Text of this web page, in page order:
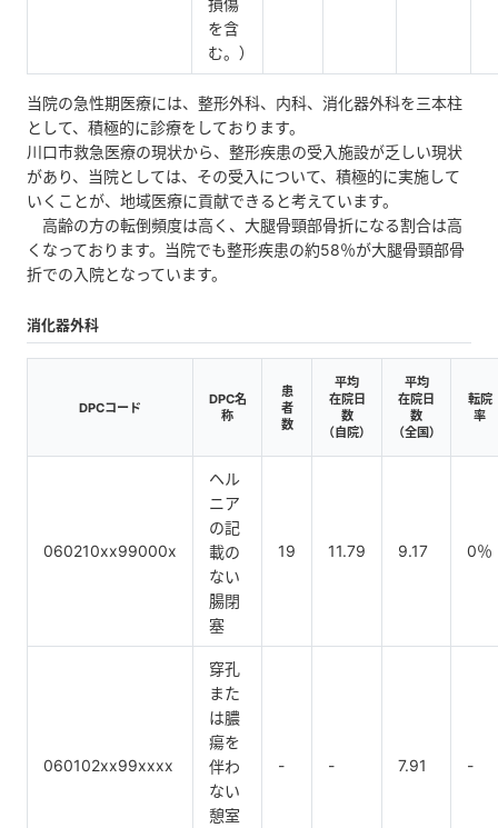
を含
む。）
当院の急性期医療には、整形外科、内科、消化器外科を三本柱
として、積極的に診療をしております。
川口市救急医療の現状から、整形疾患の受入施設が乏しい現状
があり、当院としては、その受入について、積極的に実施して
いくことが、地域医療に貢献できると考えています。
高齢の方の転倒頻度は高く、大腿骨頸部骨折になる割合は高
くなっております。当院でも整形疾患の約58％が大腿骨頸部骨
折での入院となっています。
消化器外科
DPCコード
DPC名
称
患
者
数
平均
在院日
数
（自院）
平均
在院日
数
（全国）
転院
率
060210xx99000x
ヘル
ニア
の記
載の
ない
腸閉
塞
19 11.79 9.17 0％
060102xx99xxxx
穿孔
また
は膿
瘍を
伴わ
ない
憩室
- - 7.91 -